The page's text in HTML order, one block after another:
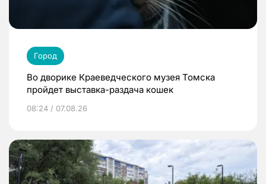
Город
Во дворике Краеведческого музея Томска
пройдет выставка-раздача кошек
08:24 / 07.08.26